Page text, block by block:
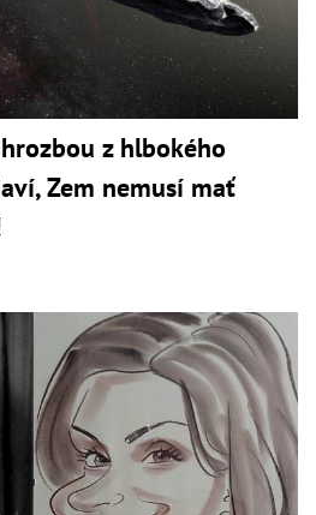
z hlbokého
Zem nemusí mať